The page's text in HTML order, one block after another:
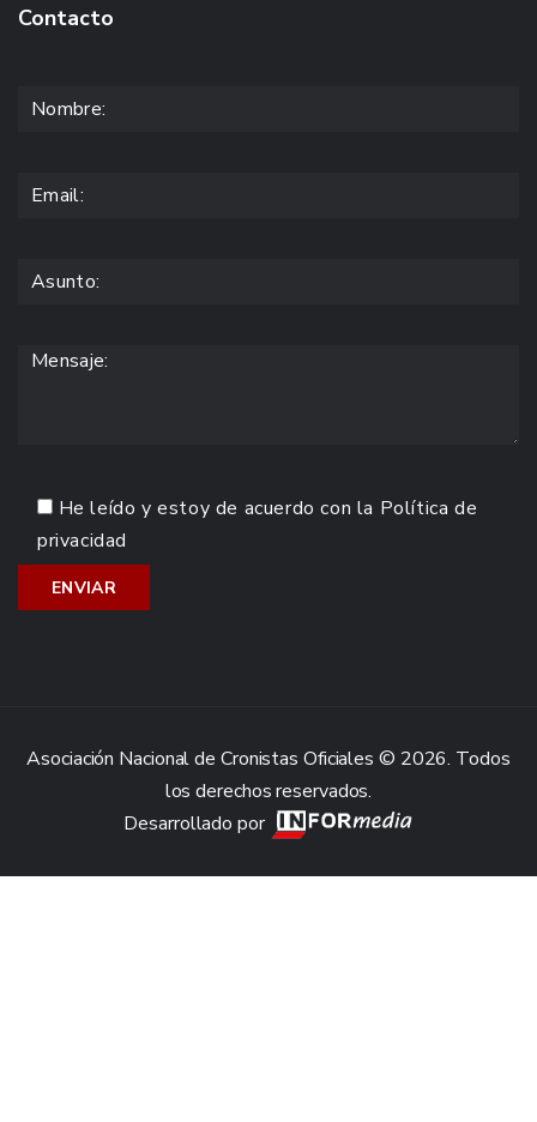
Contacto
He leído y estoy de acuerdo con la Política de
privacidad
Asociación Nacional de Cronistas Oficiales © 2026. Todos
los derechos reservados.
Desarrollado por